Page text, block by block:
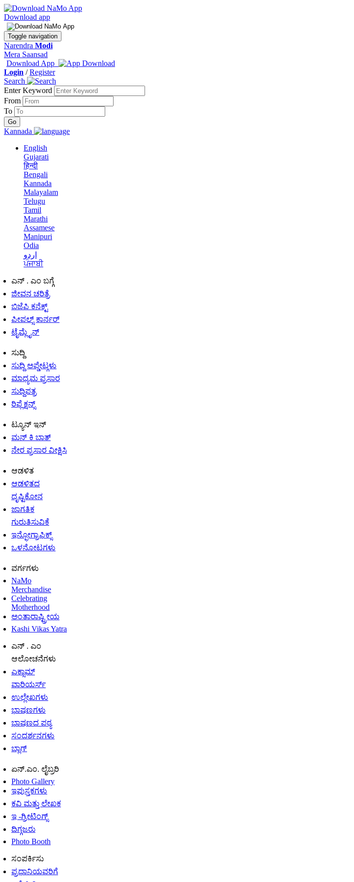
Download app
Toggle navigation
Narendra Modi
Mera Saansad
Download App
Login /Register
Search
Enter Keyword
From
To
Kannada
English
Gujarati
हिन्दी
Bengali
Kannada
Malayalam
Telugu
Tamil
Marathi
Assamese
Manipuri
Odia
اردو
ਪੰਜਾਬੀ
ಎನ್ . ಎಂ ಬಗ್ಗೆ
ಜೀವನ ಚರಿತ್ರೆ
ಬಿಜೆಪಿ ಕನೆಕ್ಟ್
ಪೀಪಲ್ಸ್ ಕಾರ್ನರ್
ಟೈಮ್ಲೈನ್
ಸುದ್ದಿ
ಸುದ್ದಿ ಅಪ್ಡೇಟ್ಗಳು
ಮಾಧ್ಯಮ ಪ್ರಸಾರ
ಸುದ್ದಿಪತ್ರ
ರಿಫ್ಲೆಕ್ಷನ್ಸ್
ಟ್ಯೂನ್ ಇನ್
ಮನ್ ಕಿ ಬಾತ್
ನೇರ ಪ್ರಸಾರ ವೀಕ್ಷಿಸಿ
ಆಡಳಿತ
ಆಡಳಿತದ
ದೃಷ್ಟಿಕೋನ
ಜಾಗತಿಕ
ಗುರುತಿಸುವಿಕೆ
ಇನ್ಫೋಗ್ರಾಫಿಕ್ಸ್
ಒಳನೋಟಗಳು
ವರ್ಗಗಳು
NaMo
Merchandise
Celebrating
Motherhood
ಅಂತಾರಾಷ್ಟ್ರೀಯ
Kashi Vikas Yatra
ಎನ್ . ಎಂ
ಆಲೋಚನೆಗಳು
ಎಕ್ಸಾಮ್
ವಾರಿಯರ್ಸ್
ಉಲ್ಲೇಖಗಳು
ಭಾಷಣಗಳು
ಭಾಷಣದ ಪಠ್ಯ
ಸಂದರ್ಶನಗಳು
ಬ್ಲಾಗ್
ಏನ್.ಎಂ. ಲೈಬ್ರರಿ
Photo Gallery
ಇಪುಸ್ತಕಗಳು
ಕವಿ ಮತ್ತು ಲೇಖಕ
ಇ -ಗ್ರೀಟಿಂಗ್ಸ್
ದಿಗ್ಗಜರು
Photo Booth
ಸಂಪರ್ಕಿಸು
ಪ್ರಧಾನಿಯವರಿಗೆ